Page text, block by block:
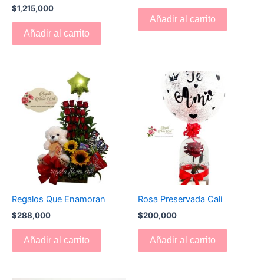
$1,215,000
Añadir al carrito
Añadir al carrito
Regalos Que Enamoran
$288,000
Añadir al carrito
Rosa Preservada Cali
$200,000
Añadir al carrito